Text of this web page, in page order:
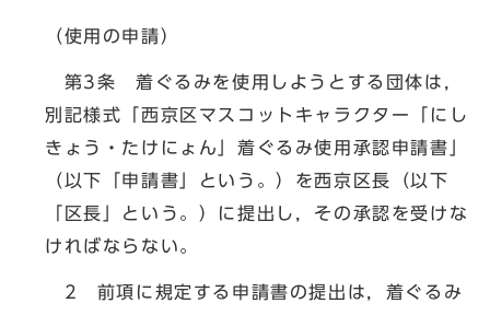
（使用の申請）
第3条 着ぐるみを使用しようとする団体は，
別記様式「西京区マスコットキャラクター「にし
きょう・たけにょん」着ぐるみ使用承認申請書」
（以下「申請書」という。）を西京区長（以下
「区長」という。）に提出し，その承認を受けな
ければならない。
2 前項に規定する申請書の提出は，着ぐるみ